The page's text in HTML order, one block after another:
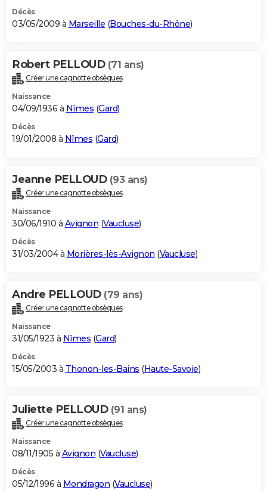
Décès
03/05/2009 à Marseille (Bouches-du-Rhône)
Robert PELLOUD (71 ans)
Créer une cagnotte obsèques
Naissance
04/09/1936 à Nîmes (Gard)
Décès
19/01/2008 à Nîmes (Gard)
Jeanne PELLOUD (93 ans)
Créer une cagnotte obsèques
Naissance
30/06/1910 à Avignon (Vaucluse)
Décès
31/03/2004 à Morières-lès-Avignon (Vaucluse)
Andre PELLOUD (79 ans)
Créer une cagnotte obsèques
Naissance
31/05/1923 à Nîmes (Gard)
Décès
15/05/2003 à Thonon-les-Bains (Haute-Savoie)
Juliette PELLOUD (91 ans)
Créer une cagnotte obsèques
Naissance
08/11/1905 à Avignon (Vaucluse)
Décès
05/12/1996 à Mondragon (Vaucluse)